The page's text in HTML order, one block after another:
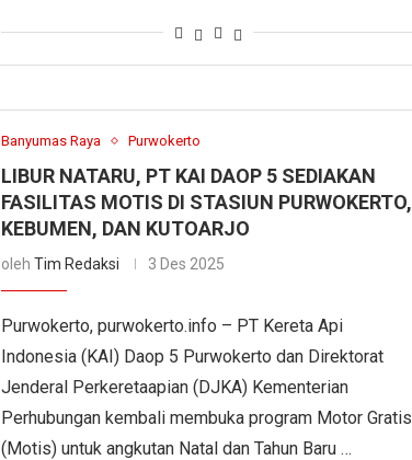
Banyumas Raya Purwokerto
LIBUR NATARU, PT KAI DAOP 5 SEDIAKAN
FASILITAS MOTIS DI STASIUN PURWOKERTO,
KEBUMEN, DAN KUTOARJO
olehTim Redaksi 3 Des 2025
Purwokerto, purwokerto.info – PT Kereta Api
Indonesia (KAI) Daop 5 Purwokerto dan Direktorat
Jenderal Perkeretaapian (DJKA) Kementerian
Perhubungan kembali membuka program Motor Gratis
(Motis) untuk angkutan Natal dan Tahun Baru …